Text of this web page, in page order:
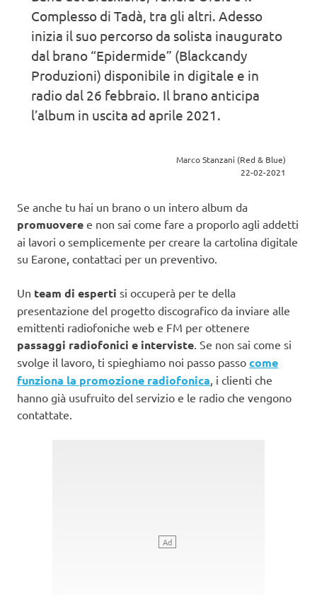
Complesso di Tadà, tra gli altri. Adesso
inizia il suo percorso da solista inaugurato
dal brano “Epidermide” (Blackcandy
Produzioni) disponibile in digitale e in
radio dal 26 febbraio. Il brano anticipa
l’album in uscita ad aprile 2021.
Marco Stanzani (Red & Blue)
22-02-2021
Se anche tu hai un brano o un intero album da
promuovere e non sai come fare a proporlo agli addetti
ai lavori o semplicemente per creare la cartolina digitale
su Earone, contattaci per un preventivo.
Un team di esperti si occuperà per te della
presentazione del progetto discografico da inviare alle
emittenti radiofoniche web e FM per ottenere
passaggi radiofonici e interviste. Se non sai come si
svolge il lavoro, ti spieghiamo noi passo passo come
funziona la promozione radiofonica, i clienti che
hanno già usufruito del servizio e le radio che vengono
contattate.